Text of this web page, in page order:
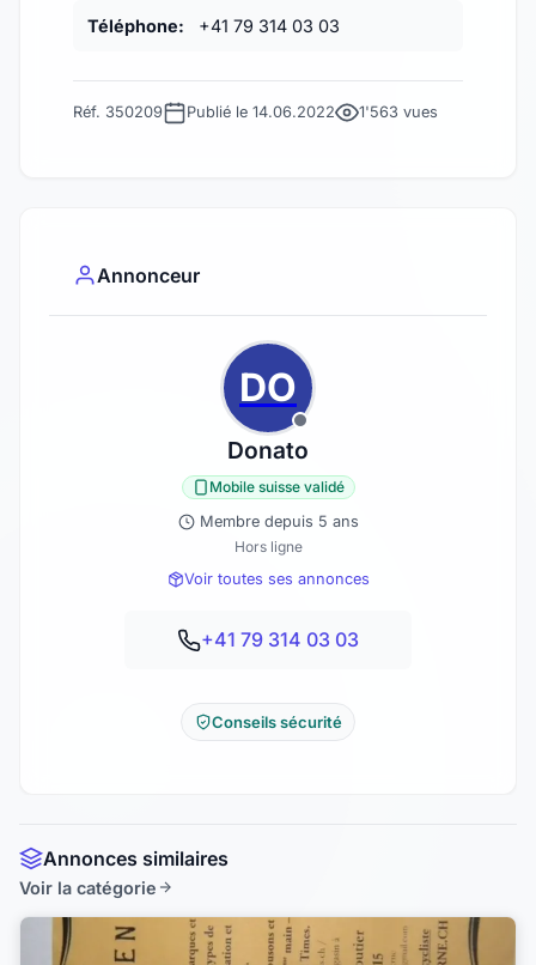
Téléphone: +41 79 314 03 03
Réf. 350209 Publié le 14.06.2022 1'563 vues
Annonceur
DO
Donato
Mobile suisse validé
Membre depuis 5 ans
Hors ligne
Voir toutes ses annonces
+41 79 314 03 03
Conseils sécurité
Annonces similaires
Voir la catégorie